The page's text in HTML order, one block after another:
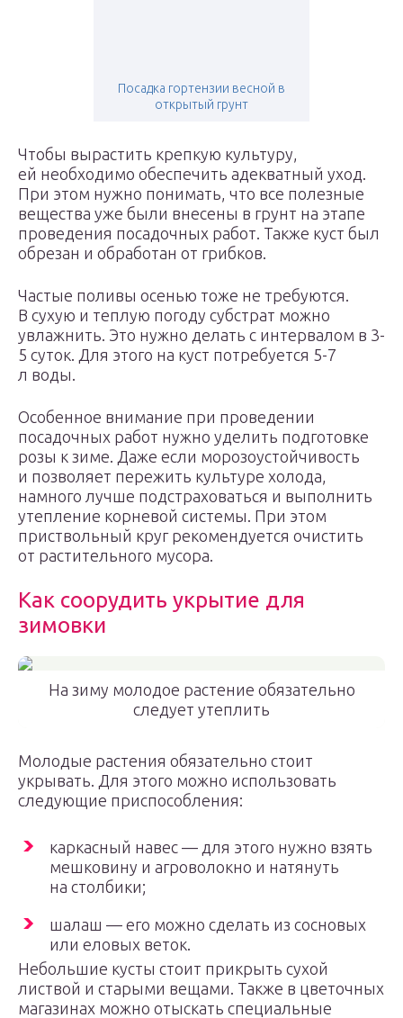
Посадка гортензии весной в
открытый грунт
Чтобы вырастить крепкую культуру,
ей необходимо обеспечить адекватный уход.
При этом нужно понимать, что все полезные
вещества уже были внесены в грунт на этапе
проведения посадочных работ. Также куст был
обрезан и обработан от грибков.
Частые поливы осенью тоже не требуются.
В сухую и теплую погоду субстрат можно
увлажнить. Это нужно делать с интервалом в 3-
5 суток. Для этого на куст потребуется 5-7
л воды.
Особенное внимание при проведении
посадочных работ нужно уделить подготовке
розы к зиме. Даже если морозоустойчивость
и позволяет пережить культуре холода,
намного лучше подстраховаться и выполнить
утепление корневой системы. При этом
приствольный круг рекомендуется очистить
от растительного мусора.
Как соорудить укрытие для
зимовки
На зиму молодое растение обязательно
следует утеплить
Молодые растения обязательно стоит
укрывать. Для этого можно использовать
следующие приспособления:
каркасный навес — для этого нужно взять
мешковину и агроволокно и натянуть
на столбики;
шалаш — его можно сделать из сосновых
или еловых веток.
Небольшие кусты стоит прикрыть сухой
листвой и старыми вещами. Также в цветочных
магазинах можно отыскать специальные